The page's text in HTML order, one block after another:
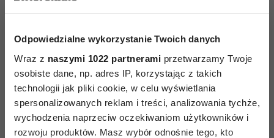
Odpowiedzialne wykorzystanie Twoich danych
Wraz z naszymi 1022 partnerami przetwarzamy Twoje
osobiste dane, np. adres IP, korzystając z takich
technologii jak pliki cookie, w celu wyświetlania
spersonalizowanych reklam i treści, analizowania tychże,
wychodzenia naprzeciw oczekiwaniom użytkowników i
rozwoju produktów. Masz wybór odnośnie tego, kto
technikami, instrukcjami, rycinami… Nie obawiał
rozwijał dziedzinę, którą kochał.
Najlepszy kucharz świata:
1/ jest zdolny
2/ wprowadza innowacje kulinarne